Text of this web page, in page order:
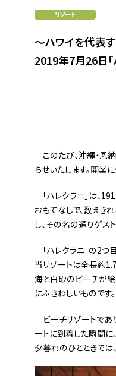
～ハワイを代表
2019年7月26日
このたび、沖縄・恩
らせいたします。開業
「ハレクラニ」は、
おもてなしで、数えき
し、その名の通りゲス
「ハレクラニ」の2
当リゾートは全長約
海と白砂のビーチが
にふさわしいものです。
ビーチリゾートで
ートに到着した瞬間に
夕暮れのひとときでは